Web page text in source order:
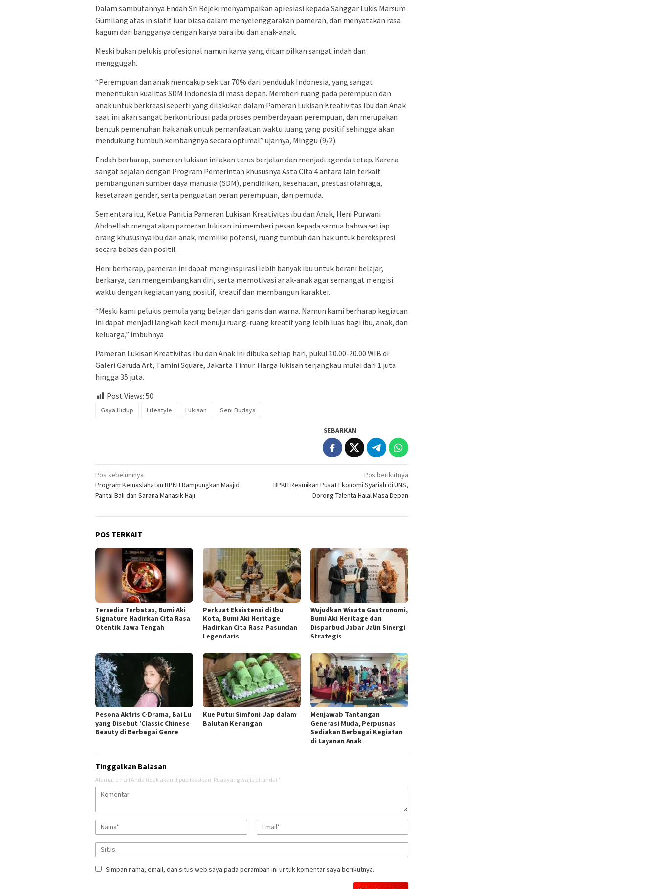
Dalam sambutannya Endah Sri Rejeki menyampaikan apresiasi kepada Sanggar Lukis Marsum
Gumilang atas inisiatif luar biasa dalam menyelenggarakan pameran, dan menyatakan rasa
kagum dan bangganya dengan karya para ibu dan anak-anak.
Meski bukan pelukis profesional namun karya yang ditampilkan sangat indah dan
menggugah.
“Perempuan dan anak mencakup sekitar 70% dari penduduk Indonesia, yang sangat
menentukan kualitas SDM Indonesia di masa depan. Memberi ruang pada perempuan dan
anak untuk berkreasi seperti yang dilakukan dalam Pameran Lukisan Kreativitas Ibu dan Anak
saat ini akan sangat berkontribusi pada proses pemberdayaan perempuan, dan merupakan
bentuk pemenuhan hak anak untuk pemanfaatan waktu luang yang positif sehingga akan
mendukung tumbuh kembangnya secara optimal” ujarnya, Minggu (9/2).
Endah berharap, pameran lukisan ini akan terus berjalan dan menjadi agenda tetap. Karena
sangat sejalan dengan Program Pemerintah khususnya Asta Cita 4 antara lain terkait
pembangunan sumber daya manusia (SDM), pendidikan, kesehatan, prestasi olahraga,
kesetaraan gender, serta penguatan peran perempuan, dan pemuda.
Sementara itu, Ketua Panitia Pameran Lukisan Kreativitas ibu dan Anak, Heni Purwani
Abdoellah mengatakan pameran lukisan ini memberi pesan kepada semua bahwa setiap
orang khususnya ibu dan anak, memiliki potensi, ruang tumbuh dan hak untuk berekspresi
secara bebas dan positif.
Heni berharap, pameran ini dapat menginspirasi lebih banyak ibu untuk berani belajar,
berkarya, dan mengembangkan diri, serta memotivasi anak-anak agar semangat mengisi
waktu dengan kegiatan yang positif, kreatif dan membangun karakter.
“Meski kami pelukis pemula yang belajar dari garis dan warna. Namun kami berharap kegiatan
ini dapat menjadi langkah kecil menuju ruang-ruang kreatif yang lebih luas bagi ibu, anak, dan
keluarga,” imbuhnya
Pameran Lukisan Kreativitas Ibu dan Anak ini dibuka setiap hari, pukul 10.00-20.00 WIB di
Galeri Garuda Art, Tamini Square, Jakarta Timur. Harga lukisan terjangkau mulai dari 1 juta
hingga 35 juta.
Post Views: 50
Gaya Hidup Lifestyle Lukisan Seni Budaya
SEBARKAN
Navigasi
pos
Pos sebelumnya
Program Kemaslahatan BPKH Rampungkan Masjid
Pantai Bali dan Sarana Manasik Haji
Pos berikutnya
BPKH Resmikan Pusat Ekonomi Syariah di UNS,
Dorong Talenta Halal Masa Depan
POS TERKAIT
Tersedia Terbatas, Bumi Aki
Signature Hadirkan Cita Rasa
Otentik Jawa Tengah
​Perkuat Eksistensi di Ibu
Kota, Bumi Aki Heritage
Hadirkan Cita Rasa Pasundan
Legendaris
Wujudkan Wisata Gastronomi,
Bumi Aki Heritage dan
Disparbud Jabar Jalin Sinergi
Strategis
Pesona Aktris C-Drama, Bai Lu
yang Disebut ‘Classic Chinese
Beauty di Berbagai Genre
Kue Putu: Simfoni Uap dalam
Balutan Kenangan
Menjawab Tantangan
Generasi Muda, Perpusnas
Sediakan Berbagai Kegiatan
di Layanan Anak
Tinggalkan Balasan
Alamat email Anda tidak akan dipublikasikan. Ruas yang wajib ditandai *
Simpan nama, email, dan situs web saya pada peramban ini untuk komentar saya berikutnya.